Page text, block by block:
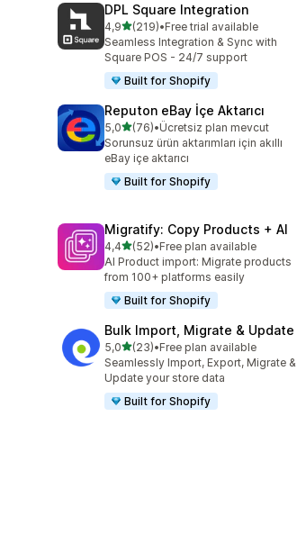
DPL Square Integration
4,95 yıldız üzerinden
(219)
toplam 219 değerlendirme
•Free trial available
Seamless Integration & Sync with
Square POS - 24/7 support
Built for Shopify
Reputon eBay İçe Aktarıcı
5,05 yıldız üzerinden
(76)
toplam 76 değerlendirme
•Ücretsiz plan mevcut
Sorunsuz ürün aktarımları için akıllı
eBay içe aktarıcı
Built for Shopify
Migratify: Copy Products + AI
4,45 yıldız üzerinden
(52)
toplam 52 değerlendirme
•Free plan available
AI Product import: Migrate products
from 100+ platforms easily
Built for Shopify
Bulk Import, Migrate & Update
5,05 yıldız üzerinden
(23)
toplam 23 değerlendirme
•Free plan available
Seamlessly Import, Export, Migrate &
Update your store data
Built for Shopify